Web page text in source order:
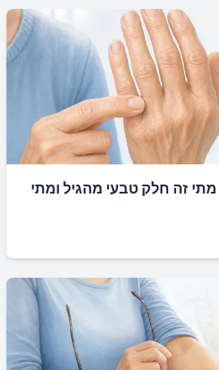
מתי זה חלק טבעי מהגיל ומתי